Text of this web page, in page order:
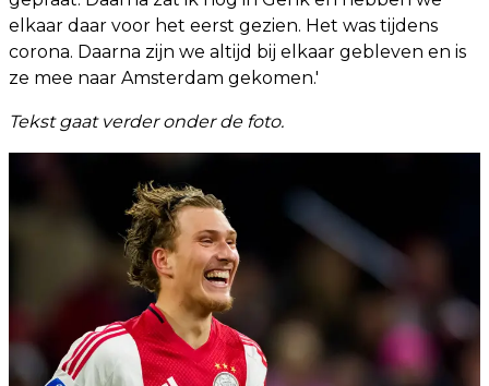
elkaar daar voor het eerst gezien. Het was tijdens
corona. Daarna zijn we altijd bij elkaar gebleven en is
ze mee naar Amsterdam gekomen.'
Tekst gaat verder onder de foto.